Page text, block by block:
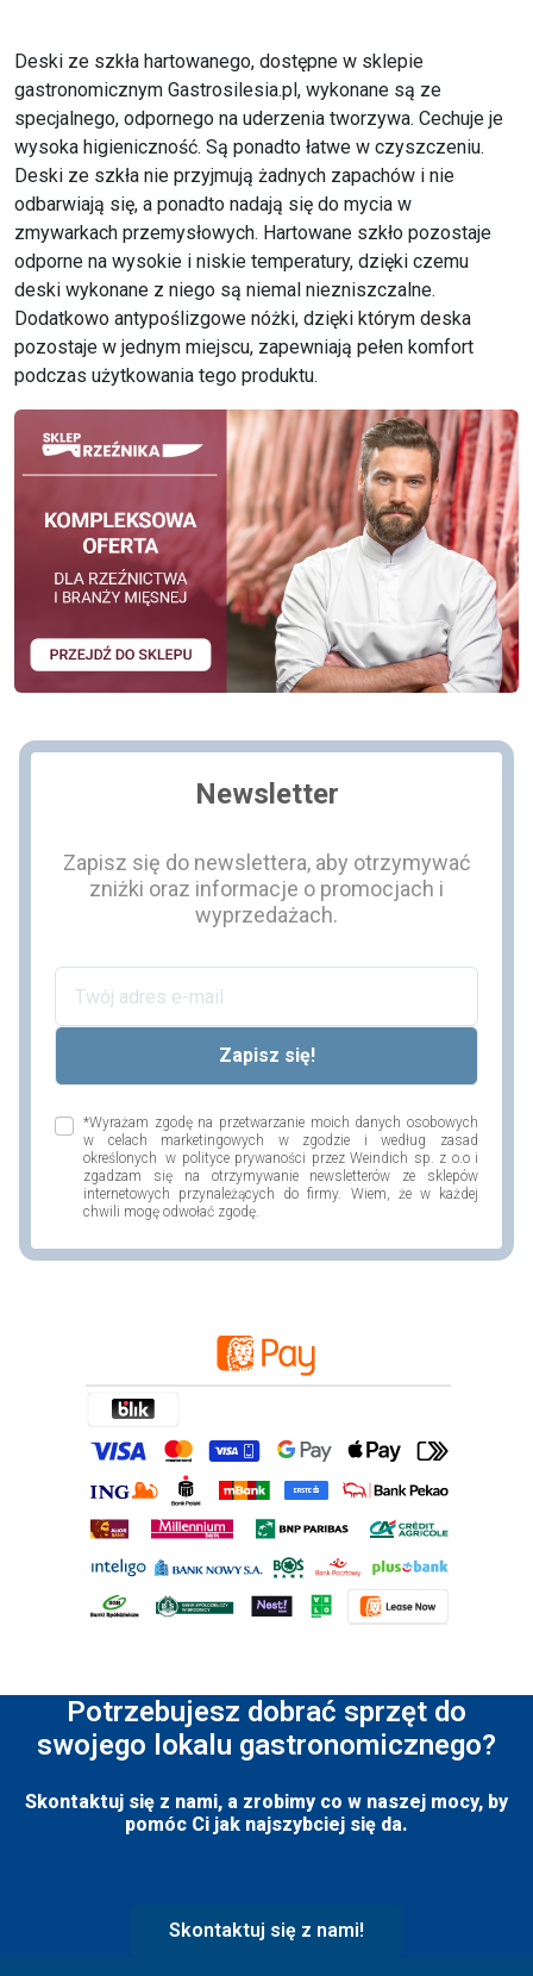
Deski ze szkła hartowanego, dostępne w sklepie
gastronomicznym Gastrosilesia.pl, wykonane są ze
specjalnego, odpornego na uderzenia tworzywa. Cechuje je
wysoka higieniczność. Są ponadto łatwe w czyszczeniu.
Deski ze szkła nie przyjmują żadnych zapachów i nie
odbarwiają się, a ponadto nadają się do mycia w
zmywarkach przemysłowych. Hartowane szkło pozostaje
odporne na wysokie i niskie temperatury, dzięki czemu
deski wykonane z niego są niemal niezniszczalne.
Dodatkowo antypoślizgowe nóżki, dzięki którym deska
pozostaje w jednym miejscu, zapewniają pełen komfort
podczas użytkowania tego produktu.
Newsletter
Zapisz się do newslettera, aby otrzymywać
zniżki oraz informacje o promocjach i
wyprzedażach.
*Wyrażam zgodę na przetwarzanie moich danych osobowych
w celach marketingowych w zgodzie i według zasad
określonych w polityce prywaności przez Weindich sp. z o.o i
zgadzam się na otrzymywanie newsletterów ze sklepów
internetowych przynależących do firmy. Wiem, że w każdej
chwili mogę odwołać zgodę.
Potrzebujesz dobrać sprzęt do
swojego lokalu gastronomicznego?
Skontaktuj się z nami, a zrobimy co w naszej mocy, by
pomóc Ci jak najszybciej się da.
Skontaktuj się z nami!